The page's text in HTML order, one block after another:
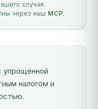
случая.
через наш MCP.
упрощённой
налогом и